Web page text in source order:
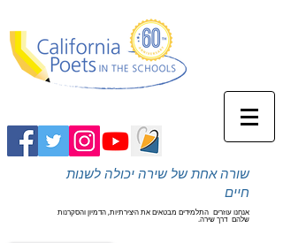
שורה אחת של שירה יכולה לשנות
חיים
אנחנו עוזרים התלמידים מבטאים את היצירתיות, הדמיון והסקרנות
שלהם דרך שירה.